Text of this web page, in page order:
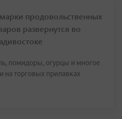
продовольственных
развернутся во
помидоры, огурцы и многое
на торговых прилавках